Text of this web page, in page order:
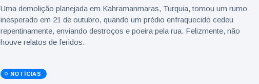
Uma demolição planejada em Kahramanmaras, Turquia, tomou um rumo
inesperado em 21 de outubro, quando um prédio enfraquecido cedeu
repentinamente, enviando destroços e poeira pela rua. Felizmente, não
houve relatos de feridos.
NOTÍCIAS